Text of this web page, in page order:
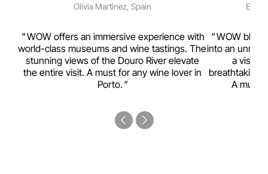
Olivia Martinez, Spain
WOW offers an immersive experience with
world-class museums and wine tastings. The
stunning views of the Douro River elevate
the entire visit. A must for any wine lover in
Porto.
WOW
into an
a visual
breathtaking
A must-